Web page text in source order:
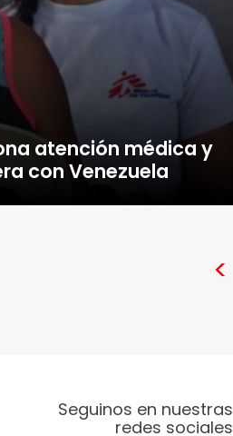
atención médica y
con Venezuela
<
Seguinos en nuestras
redes sociales